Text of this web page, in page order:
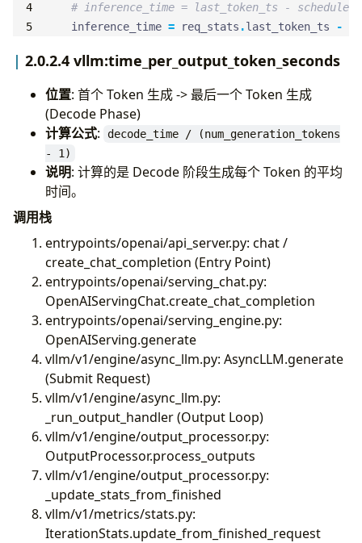
# inference_time = last_token_ts -
inference_time = req_stats .last_token_ts -
2.0.2.4 vllm:time_per_output_token_seconds
位置: 首个 Token 生成 -> 最后一个 Token 生成
(Decode Phase)
计算公式:
decode_time / (num_generation_tokens
- 1)
说明: 计算的是 Decode 阶段生成每个 Token 的平均
时间。
调用栈
entrypoints/openai/api_server.py: chat /
create_chat_completion (Entry Point)
entrypoints/openai/serving_chat.py:
OpenAIServingChat.create_chat_completion
entrypoints/openai/serving_engine.py:
OpenAIServing.generate
vllm/v1/engine/async_llm.py: AsyncLLM.generate
(Submit Request)
vllm/v1/engine/async_llm.py:
_run_output_handler (Output Loop)
vllm/v1/engine/output_processor.py:
OutputProcessor.process_outputs
vllm/v1/engine/output_processor.py:
_update_stats_from_finished
vllm/v1/metrics/stats.py:
IterationStats.update_from_finished_request